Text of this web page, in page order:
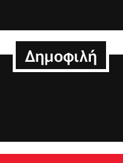
Δημοφιλή